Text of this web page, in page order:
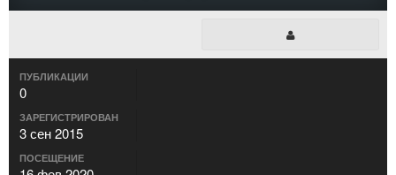
ПУБЛИКАЦИИ
0
ЗАРЕГИСТРИРОВАН
3 сен 2015
ПОСЕЩЕНИЕ